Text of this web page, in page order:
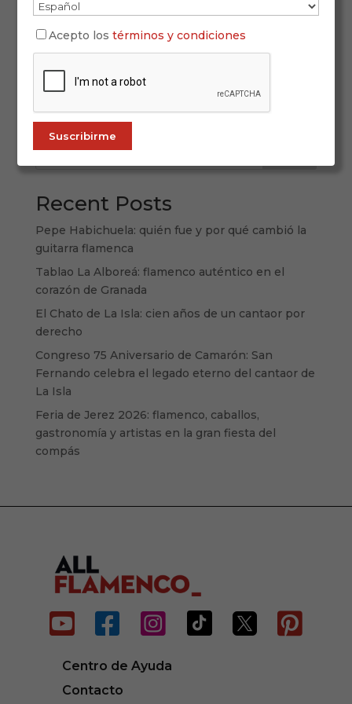
Del 29 de marzo al 5 de abril de 2026, Andalucía
silencio, música y fervor popular con la
oficial de turismo andaluz la presenta como una
experiencia que no se entiende sin la...
Recent Posts
Pepe Habichuela: quién fue y por qué cambió la
guitarra flamenca
Tablao La Alboreá: flamenco auténtico en el
corazón de Granada
El Chato de La Isla: cien años de un cantaor por
derecho
Congreso 75 Aniversario de Camarón: San
Fernando celebra el legado eterno del cantaor de
La Isla
Feria de Jerez 2026: flamenco, caballos,
gastronomía y artistas en la gran fiesta del
compás
     
Centro de Ayuda
Contacto
Acepto lostérminos y condiciones